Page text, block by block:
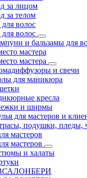
за лицом
за телом
волос
волос
и бальзамы для
мастера
мастера
и свечи
для маникюра
кресла
и ширмы
для мастеров и
подушки, пледы,
мастеров
мастеров
и халаты